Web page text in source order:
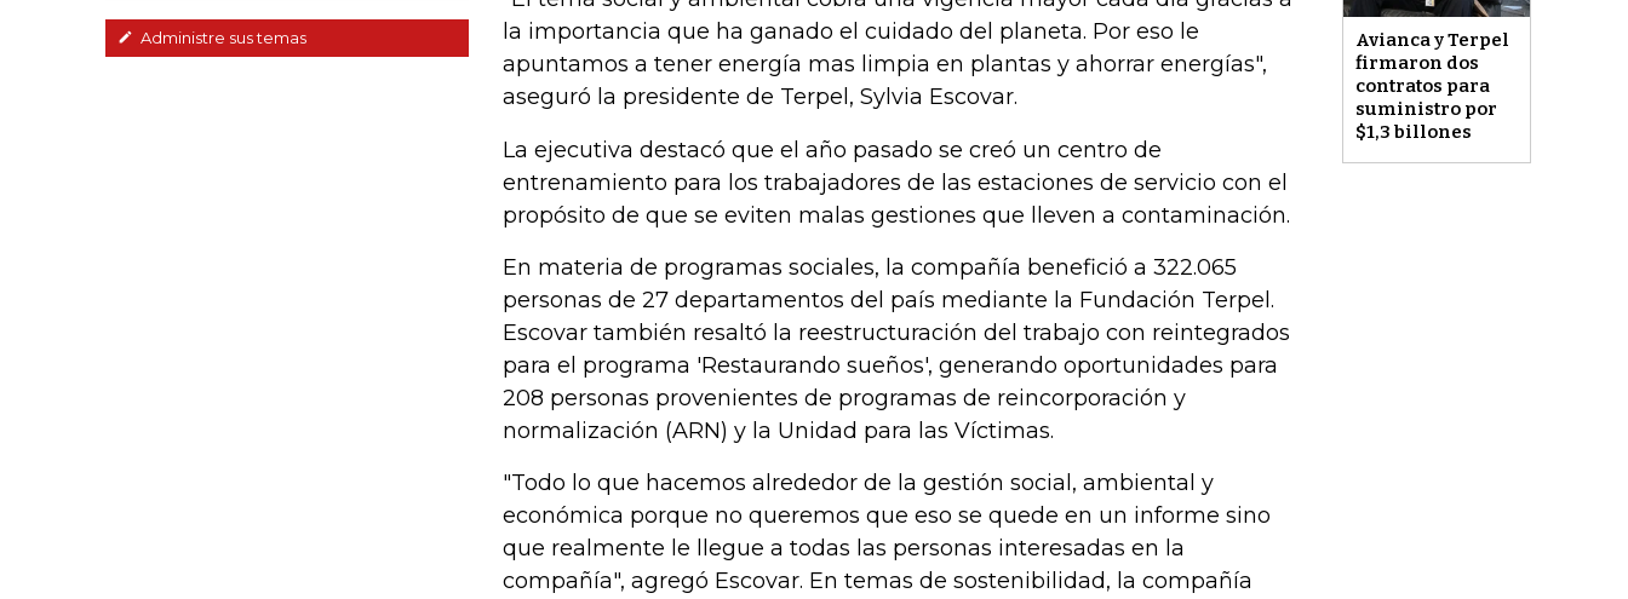
Administre sus temas
Avianca y Terpel
firmaron dos
contratos para
suministro por
$1,3 billones
la importancia que ha ganado el cuidado del planeta. Por eso le
apuntamos a tener energía mas limpia en plantas y ahorrar energías",
aseguró la presidente de Terpel, Sylvia Escovar.
La ejecutiva destacó que el año pasado se creó un centro de
entrenamiento para los trabajadores de las estaciones de servicio con el
propósito de que se eviten malas gestiones que lleven a contaminación.
En materia de programas sociales, la compañía benefició a 322.065
personas de 27 departamentos del país mediante la Fundación Terpel.
Escovar también resaltó la reestructuración del trabajo con reintegrados
para el programa 'Restaurando sueños', generando oportunidades para
208 personas provenientes de programas de reincorporación y
normalización (ARN) y la Unidad para las Víctimas.
"Todo lo que hacemos alrededor de la gestión social, ambiental y
económica porque no queremos que eso se quede en un informe sino
que realmente le llegue a todas las personas interesadas en la
compañía", agregó Escovar. En temas de sostenibilidad, la compañía